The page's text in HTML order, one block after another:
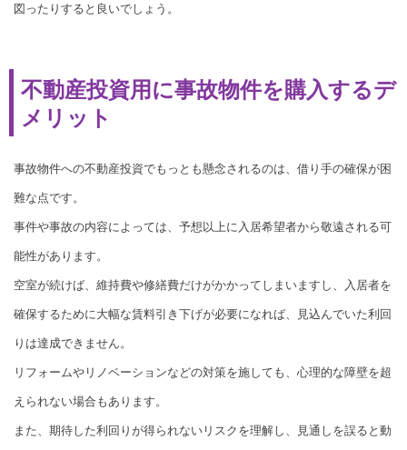
図ったりすると良いでしょう。
不動産投資用に事故物件を購入するデ
メリット
事故物件への不動産投資でもっとも懸念されるのは、借り手の確保が困
難な点です。
事件や事故の内容によっては、予想以上に入居希望者から敬遠される可
能性があります。
空室が続けば、維持費や修繕費だけがかかってしまいますし、入居者を
確保するために大幅な賃料引き下げが必要になれば、見込んでいた利回
りは達成できません。
リフォームやリノベーションなどの対策を施しても、心理的な障壁を超
えられない場合もあります。
また、期待した利回りが得られないリスクを理解し、見通しを誤ると動